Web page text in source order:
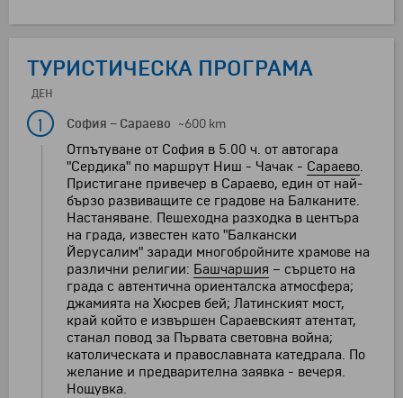
ТУРИСТИЧЕСКА ПРОГРАМА
ДЕН
1 София – Сараево ~600 km
Отпътуване от София в 5.00 ч. от автогара
"Сердика" по маршрут Ниш - Чачак - Сараево.
Пристигане привечер в Сараево, един от най-
бързо развиващите се градове на Балканите.
Настаняване. Пешеходна разходка в центъра
на града, известен като "Балкански
Йерусалим" заради многобройните храмове на
различни религии: Башчаршия – сърцето на
града с автентична ориенталска атмосфера;
джамията на Хюсрев бей; Латинският мост,
край който е извършен Сараевският атентат,
станал повод за Първата световна война;
католическата и православната катедрала. По
желание и предварителна заявка - вечеря.
Нощувка.